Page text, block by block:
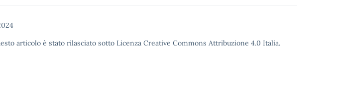
articolo è stato rilasciato sotto Licenza Creative Commons Attribuzione 4.0 Italia.